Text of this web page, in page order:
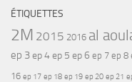
ÉTIQUETTES
2M 2015 2016 al
ep 3ep 4ep 5 ep 6 ep 7 ep 8
16 ep 17 ep 18 ep 19 ep 20 ep 21